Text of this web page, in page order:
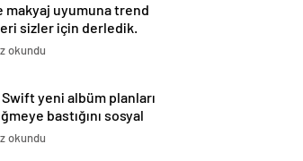
makyaj uyumuna trend
sizler için derledik.
okundu
yeni albüm planları
bastığını sosyal
duyurdu!
okundu